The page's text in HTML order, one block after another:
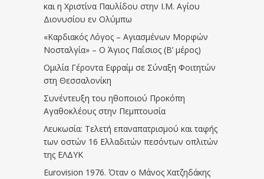
και η Χριστίνα Παυλίδου στην Ι.Μ. Αγίου
Διονυσίου εν Ολύμπω
«Καρδιακός Λόγος – Αγιασμένων Μορφών
Νοσταλγία» – Ο Άγιος Παΐσιος (Β’ μέρος)
Ομιλία Γέροντα Εφραίμ σε Σύναξη Φοιτητών
στη Θεσσαλονίκη
Συνέντευξη του ηθοποιού Προκόπη
Αγαθοκλέους στην Πεμπτουσία
Λευκωσία: Τελετή επαναπατρισμού και ταφής
των οστών 16 Ελλαδιτών πεσόντων οπλιτών
της ΕΛΔΥΚ
Eurovision 1976. Όταν ο Μάνος Χατζηδάκης